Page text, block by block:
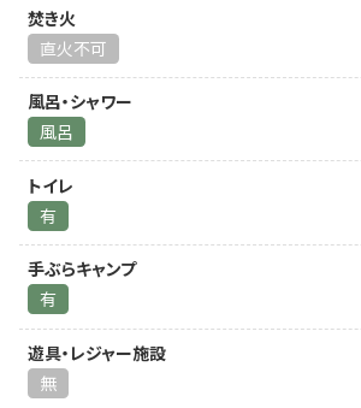
焚き火
直火不可
風呂・シャワー
風呂
トイレ
有
手ぶらキャンプ
有
遊具・レジャー施設
無